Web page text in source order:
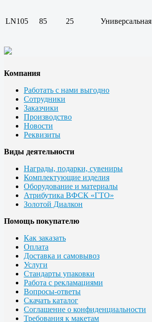
LN105 85 25 Универсальная
Компания
Работать с нами выгодно
Сотрудники
Заказчики
Производство
Новости
Реквизиты
Виды деятельности
Награды, подарки, сувениры
Комплектующие изделия
Оборудование и материалы
Атрибутика ВФСК «ГТО»
Золотой Диалкон
Помощь покупателю
Как заказать
Оплата
Доставка и самовывоз
Услуги
Стандарты упаковки
Работа с рекламациями
Вопросы-ответы
Скачать каталог
Соглашение о конфиденциальности
Требования к макетам